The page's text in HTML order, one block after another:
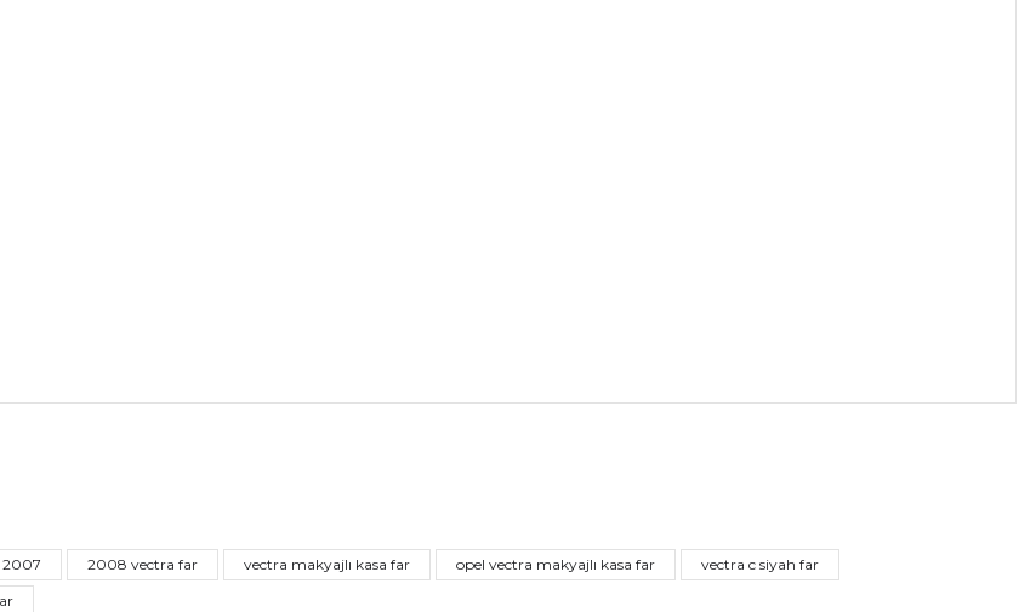
Yorum Yaz
2007 2008 vectra far vectra makyajlı kasa far opel vectra makyajlı kasa far
vectra c siyah far